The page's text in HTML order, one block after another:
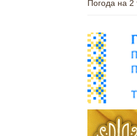
Погода на 2